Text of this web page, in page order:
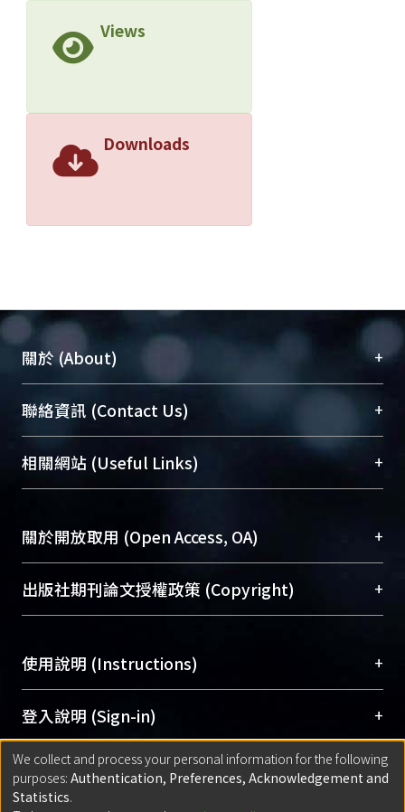
Views
Downloads
關於 (About) +
臺大位居世界頂尖大學之列，為永久珍藏及向國際
展現本校豐碩的研究成果及學術能量，圖書館整合
機構典藏（NTUR）與學術庫（AH）不同功能平
台，成為臺大學術典藏NTU scholars。期能整合研
成果。
To permanently archive and promote researcher
profiles and scholarly works, Library integrates the
services of “NTU Repository” with “Academic
聯絡資訊 (Contact Us) +
總館學科館員(Main Library)
醫學圖書館學科館員(Medical Library)
Sciences Library)
相關網站 (Useful Links) +
關於開放取用 (Open Access, OA) +
開放取用是從使用者角度提升資訊取用性的社會運
動，應用在學術研究上是透過將研究著作公開供使
用逐年攀升。同時可加速研究發展、提升研究影響
Archive）平台。 （點選深入了解OA）
出版社期刊論文授權政策 (Copyright) +
含部分內容的版權非匯入者所有，或由第三方贊
助與合作完成，請確認該版權所有者及第三方同
意提供此授權。
Please represent that the submission is your
original work, and that you have the right to
grant the rights to upload.
使用說明 (Instructions) +
網站簡介(Quickstart Guide)
使用手冊(Instruction Manual)
線上預約服務(Booking Service)
登入說明 (Sign-in) +
方案一：臺灣大學計算機中心帳號登入
(With C&INC Email Account)
匯入著作 (Submission) +
We collect and process your personal information for the following
purposes: Authentication, Preferences, Acknowledgement and
Statistics.